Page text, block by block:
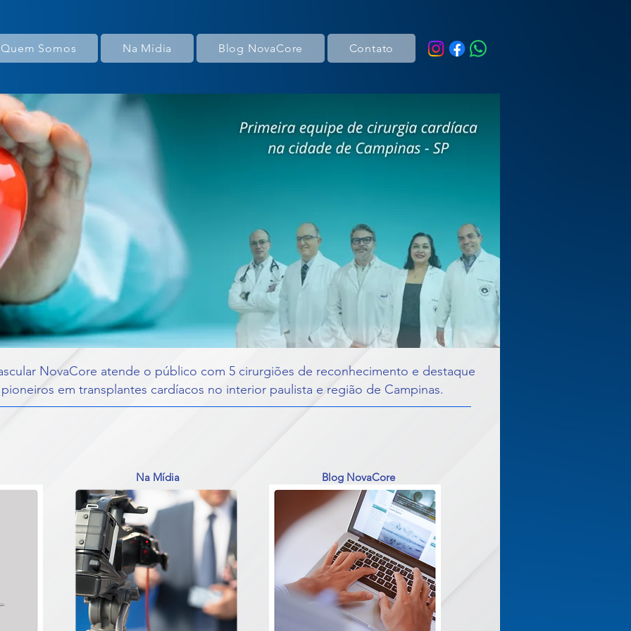
Quem Somos Na Mídia Blog NovaCore Contato
NovaCore atende o público com 5 cirurgiões de reconhecimento e destaque
em transplantes cardíacos no interior paulista e região de Campinas.
Na Mídia Blog NovaCore